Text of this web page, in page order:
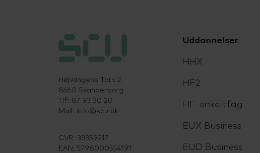
Højvangens Torv 2
8660 Skanderborg
Tlf: 87 93 30 20
Mail: info@scu.dk
CVR: 33359217
EAN: 5798000554191
Uddannelser
HHX
HF2
HF-enkeltfag
EUX Business
EUD Business